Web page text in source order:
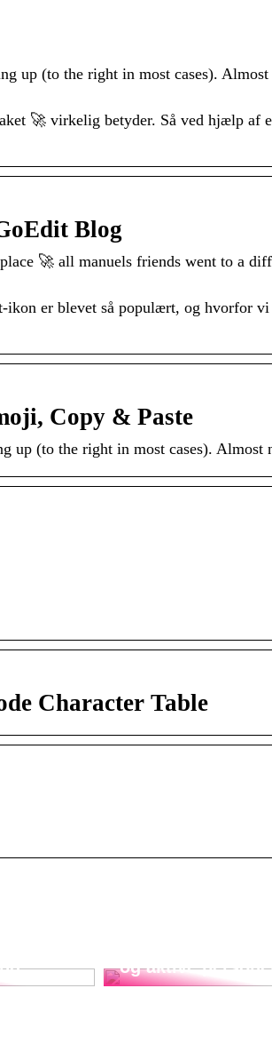
up (to the right in most cases).
🚀 virkelig betyder. Så ved hjælp af
Blog
🚀 all manuels friends went to a
er blevet så populært, og hvorfor vi
Copy & Paste
up (to the right in most cases).
Character Table
og aktive